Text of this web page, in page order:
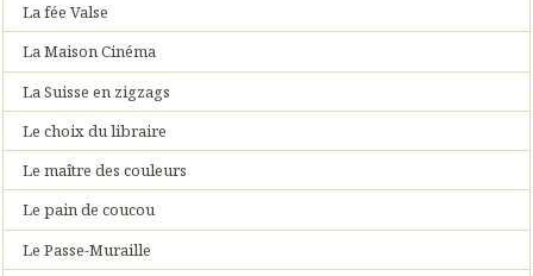
La fée Valse
La Maison Cinéma
La Suisse en zigzags
Le choix du libraire
Le maître des couleurs
Le pain de coucou
Le Passe-Muraille